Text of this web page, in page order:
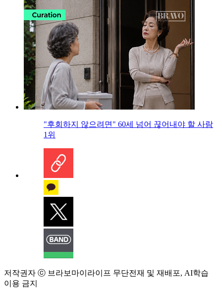
"후회하지 않으려면" 60세 넘어 끊어내야 할 사람
1위
저작권자 ⓒ 브라보마이라이프 무단전재 및 재배포, AI학습
이용 금지